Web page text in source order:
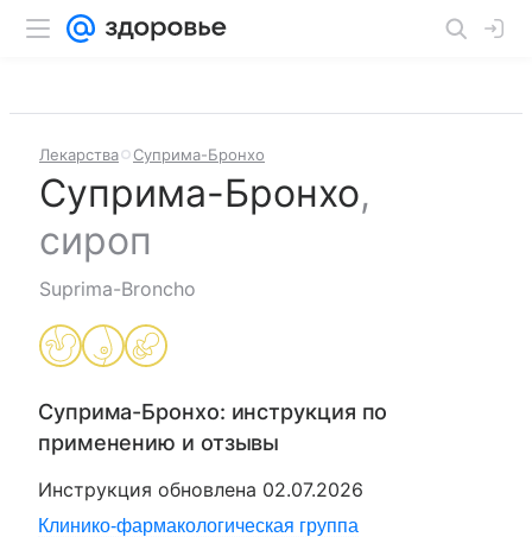
Лекарства Суприма-Бронхо
Суприма-Бронхо,
сироп
Suprima-Broncho
Суприма-Бронхо: инструкция по
применению и отзывы
Инструкция обновлена 02.07.2026
Клинико-фармакологическая группа